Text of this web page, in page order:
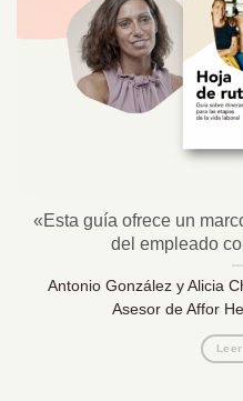
«Esta guía ofrece un
del empleado
Antonio González y Alicia
Asesor de Affor